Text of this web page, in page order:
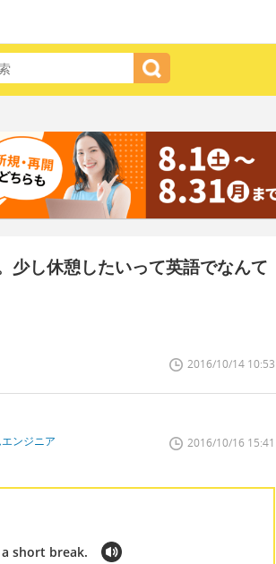
少し休憩したいって英語でなんて
2016/10/14 10:53
ンジニア 2016/10/16 15:41
short break.